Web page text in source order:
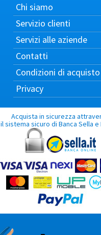
Chi siamo
Servizio clienti
Servizi alle aziende
Contatti
Condizioni di acquisto
Privacy
Acquista in sicurezza
il sistema sicuro di Banca Sella e